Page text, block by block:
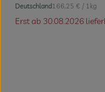
, Herkunft:
Deutschland, Referenzpreis:
166,25 € / 1kg
Erst ab 30.08.2026